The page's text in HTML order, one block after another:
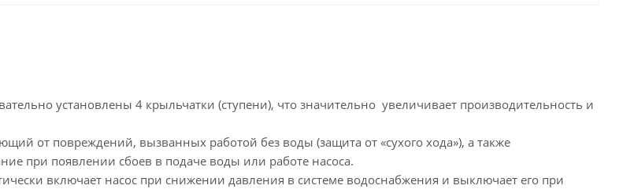
установлены 4 крыльчатки (ступени), что значительно увеличивает производительность и
от повреждений, вызванных работой без воды (защита от «сухого хода»), а также
при появлении сбоев в подаче воды или работе насоса.
включает насос при снижении давления в системе водоснабжения и выключает его при